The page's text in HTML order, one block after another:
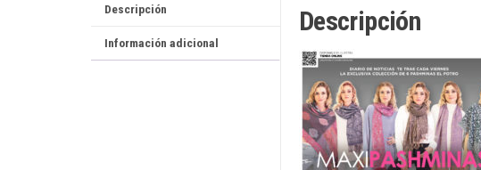
Descripción
Información adicional
Descripción